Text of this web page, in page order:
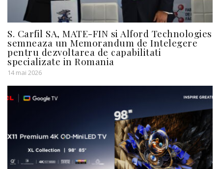
S. Carfil SA, MATE-FIN si Alford Technologies
semneaza un Memorandum de Intelegere
pentru dezvoltarea de capabilitati
specializate in Romania
14 mai 2026